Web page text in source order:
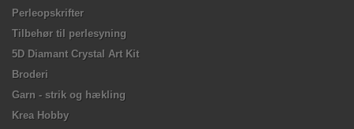
Perleopskrifter
Tilbehør til perlesyning
5D Diamant Crystal Art Kit
Broderi
Garn - strik og hækling
Krea Hobby